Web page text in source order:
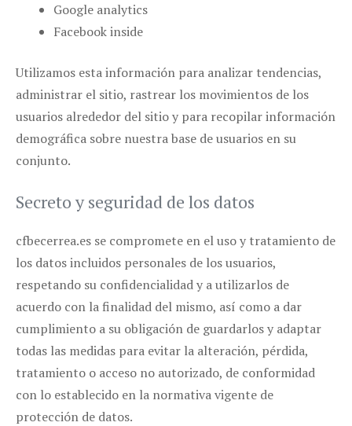
Google analytics
Facebook inside
Utilizamos esta información para analizar tendencias,
administrar el sitio, rastrear los movimientos de los
usuarios alrededor del sitio y para recopilar información
demográfica sobre nuestra base de usuarios en su
conjunto.
Secreto y seguridad de los datos
cfbecerrea.es se compromete en el uso y tratamiento de
los datos incluidos personales de los usuarios,
respetando su confidencialidad y a utilizarlos de
acuerdo con la finalidad del mismo, así como a dar
cumplimiento a su obligación de guardarlos y adaptar
todas las medidas para evitar la alteración, pérdida,
tratamiento o acceso no autorizado, de conformidad
con lo establecido en la normativa vigente de
protección de datos.